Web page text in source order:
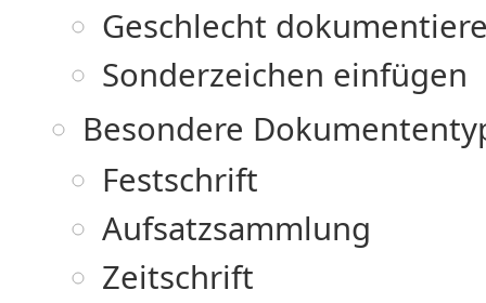
Geschlecht
Sonderzeichen einfügen
Besondere
Festschrift
Aufsatzsammlung
Zeitschrift